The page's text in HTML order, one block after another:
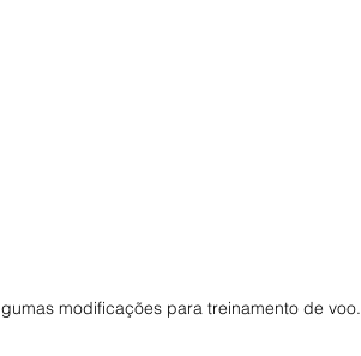
modificações para treinamento de voo.